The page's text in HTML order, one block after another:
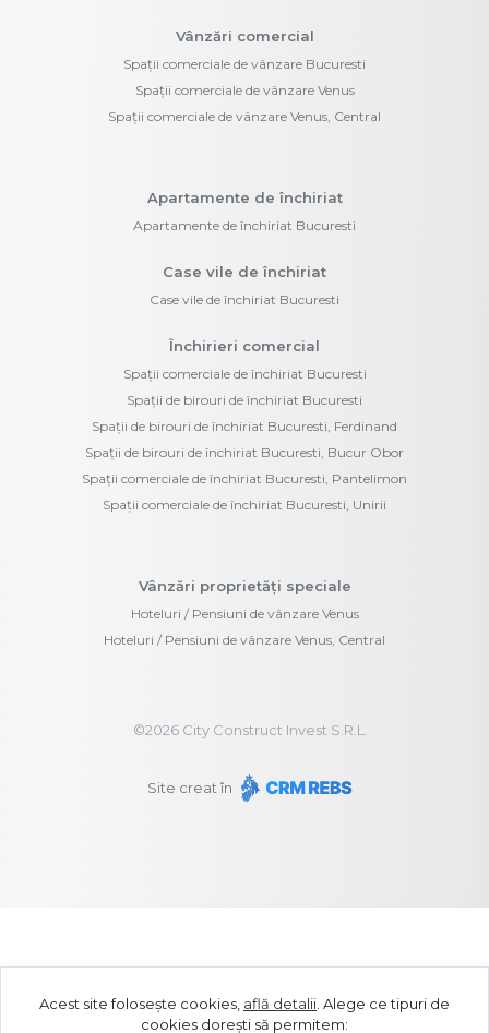
Vânzări comercial
Spații comerciale de vânzare Bucuresti
Spații comerciale de vânzare Venus
Spații comerciale de vânzare Venus, Central
Apartamente de închiriat
Apartamente de închiriat Bucuresti
Case vile de închiriat
Case vile de închiriat Bucuresti
Închirieri comercial
Spații comerciale de închiriat Bucuresti
Spații de birouri de închiriat Bucuresti
Spații de birouri de închiriat Bucuresti, Ferdinand
Spații de birouri de închiriat Bucuresti, Bucur Obor
Spații comerciale de închiriat Bucuresti, Pantelimon
Spații comerciale de închiriat Bucuresti, Unirii
Vânzări proprietăți speciale
Hoteluri / Pensiuni de vânzare Venus
Hoteluri / Pensiuni de vânzare Venus, Central
©2026City Construct Invest S.R.L.
Site creat în
Acest site folosește cookies, află detalii Alege ce tipuri de
cookies dorești să permitem: